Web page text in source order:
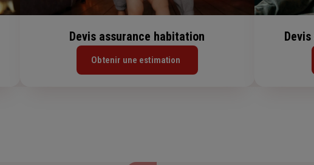
Devis assurance habitation
Obtenir une estimation